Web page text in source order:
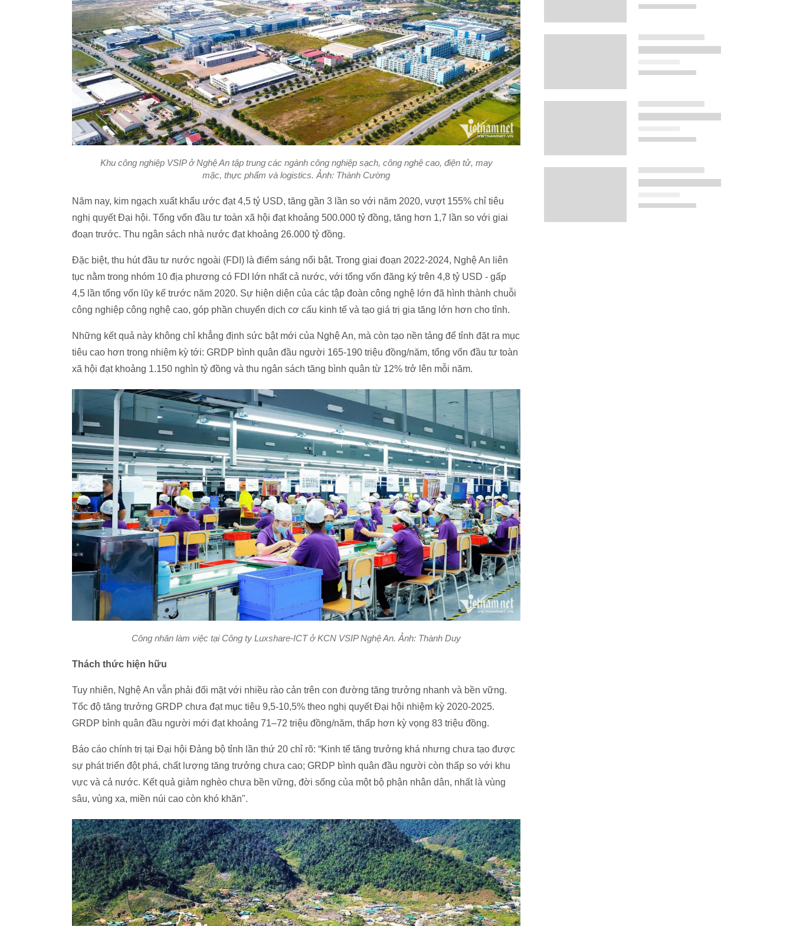
Khu công nghiệp VSIP ở Nghệ An tập trung các ngành công nghiệp sạch, công nghệ cao, điện tử, may
mặc, thực phẩm và logistics. Ảnh: Thành Cường
Năm nay, kim ngạch xuất khẩu ước đạt 4,5 tỷ USD, tăng gần 3 lần so với năm 2020, vượt 155% chỉ tiêu
nghị quyết Đại hội. Tổng vốn đầu tư toàn xã hội đạt khoảng 500.000 tỷ đồng, tăng hơn 1,7 lần so với giai
đoạn trước. Thu ngân sách nhà nước đạt khoảng 26.000 tỷ đồng.
Đặc biệt, thu hút đầu tư nước ngoài (FDI) là điểm sáng nổi bật. Trong giai đoạn 2022-2024, Nghệ An liên
tục nằm trong nhóm 10 địa phương có FDI lớn nhất cả nước, với tổng vốn đăng ký trên 4,8 tỷ USD - gấp
4,5 lần tổng vốn lũy kế trước năm 2020. Sự hiện diện của các tập đoàn công nghệ lớn đã hình thành chuỗi
công nghiệp công nghệ cao, góp phần chuyển dịch cơ cấu kinh tế và tạo giá trị gia tăng lớn hơn cho tỉnh.
Những kết quả này không chỉ khẳng định sức bật mới của Nghệ An, mà còn tạo nền tảng để tỉnh đặt ra mục
tiêu cao hơn trong nhiệm kỳ tới: GRDP bình quân đầu người 165-190 triệu đồng/năm, tổng vốn đầu tư toàn
xã hội đạt khoảng 1.150 nghìn tỷ đồng và thu ngân sách tăng bình quân từ 12% trở lên mỗi năm.
Công nhân làm việc tại Công ty Luxshare-ICT ở KCN VSIP Nghệ An. Ảnh: Thành Duy
Thách thức hiện hữu
Tuy nhiên, Nghệ An vẫn phải đối mặt với nhiều rào cản trên con đường tăng trưởng nhanh và bền vững.
Tốc độ tăng trưởng GRDP chưa đạt mục tiêu 9,5-10,5% theo nghị quyết Đại hội nhiệm kỳ 2020-2025.
GRDP bình quân đầu người mới đạt khoảng 71–72 triệu đồng/năm, thấp hơn kỳ vọng 83 triệu đồng.
Báo cáo chính trị tại Đại hội Đảng bộ tỉnh lần thứ 20 chỉ rõ: “Kinh tế tăng trưởng khá nhưng chưa tạo được
sự phát triển đột phá, chất lượng tăng trưởng chưa cao; GRDP bình quân đầu người còn thấp so với khu
vực và cả nước. Kết quả giảm nghèo chưa bền vững, đời sống của một bộ phận nhân dân, nhất là vùng
sâu, vùng xa, miền núi cao còn khó khăn".